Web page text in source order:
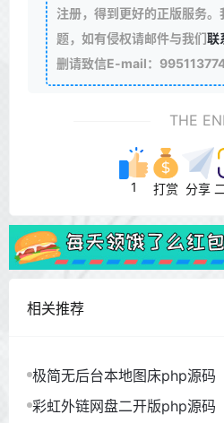
注册，得到更好的正版服务。
题，如有侵权请邮件与我们联
删请致信E-mail：
THE
1 打赏 分享
相关推荐
极简无后台本地图床php源码
彩虹外链网盘二开版php源码